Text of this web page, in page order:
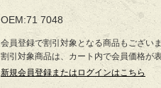
OEM:71 7048
会員登録で割引対象となる商品もござい
割引対象商品は、カート内で会員価格が
新規会員登録またはログインはこちら